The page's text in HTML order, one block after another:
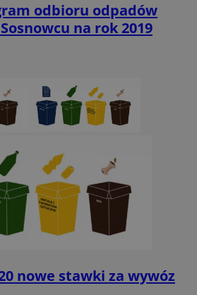
odbioru odpadów
na rok 2019
nowe stawki za wywóz